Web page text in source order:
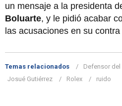
un mensaje a la presidenta
Boluarte, y le pidió acabar
las acusaciones en su contra
Temas relacionados Defensor del
Josué Gutiérrez
Rolex ruido